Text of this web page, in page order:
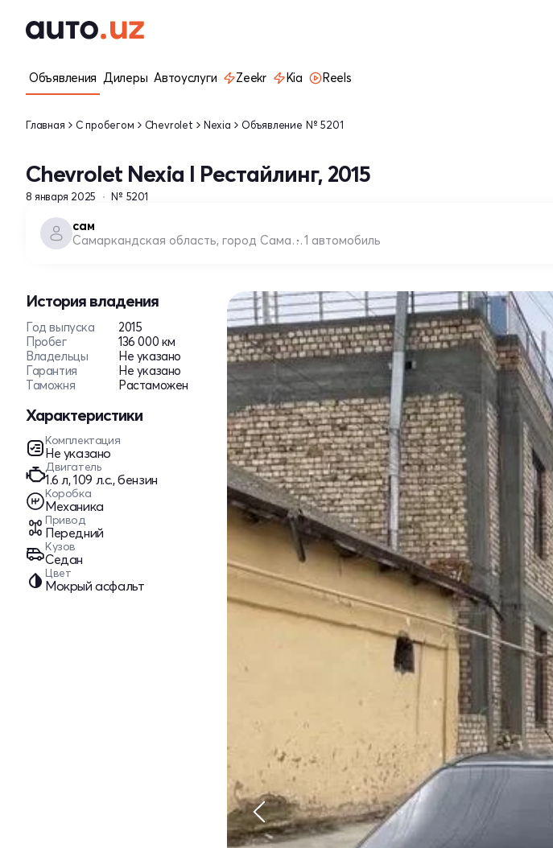
Объявления Дилеры Автоуслуги Zeekr Kia Reels
Главная С пробегом Chevrolet Nexia Объявление № 5201
Chevrolet Nexia I Рестайлинг, 2015
8 января 2025 № 5201
сам
Самаркандская область, город Самарканд1 автомобиль
История владения
Год выпуска
2015
Пробег
136 000 км
Владельцы
Не указано
Гарантия
Не указано
Таможня
Растаможен
Характеристики
Комплектация
Не указано
Двигатель
1.6 л, 109 л.с., бензин
Коробка
Механика
Привод
Передний
Кузов
Седан
Цвет
Мокрый асфальт